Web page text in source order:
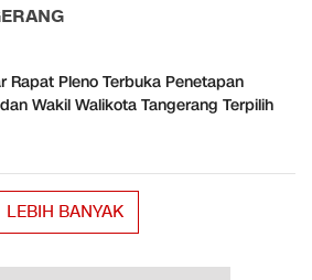
Rapat Pleno Terbuka Penetapan
Wakil Walikota Tangerang Terpilih
LEBIH BANYAK